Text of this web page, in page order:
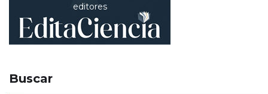
editores
Buscar